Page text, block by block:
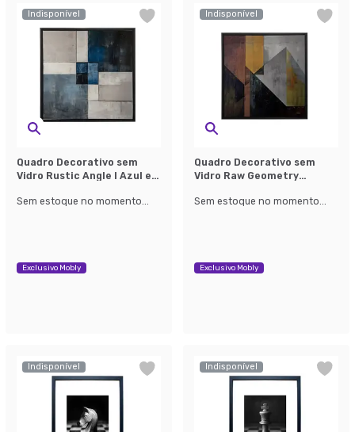
Indisponível
Quadro Decorativo sem
Vidro Rustic Angle I Azul e
Sem estoque no momento...
Exclusivo Mobly
Indisponível
Quadro Decorativo sem
Vidro Raw Geometry
Sem estoque no momento...
Exclusivo Mobly
Indisponível Indisponível